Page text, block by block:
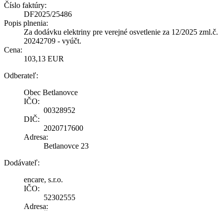
Číslo faktúry:
DF2025/25486
Popis plnenia:
Za dodávku elektriny pre verejné osvetlenie za 12/2025 zml.č.
20242709 - vyúčt.
Cena:
103,13 EUR
Odberateľ:
Obec Betlanovce
IČO:
00328952
DIČ:
2020717600
Adresa:
Betlanovce 23
Dodávateľ:
encare, s.r.o.
IČO:
52302555
Adresa: